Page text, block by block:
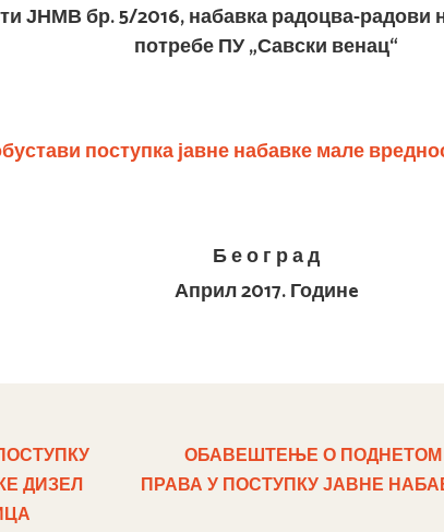
ЈНМВ бр. 5/2016, набавка радоцва-радови
потребе ПУ „Савски венац“
поступкајавне набавке мале
Б е о г р а д
Април 2017. Годинe
ДИЗЕЛ
ОБАВЕШТЕЊЕ О ПОДНЕТОМ
ПРАВА У ПОСТУПКУ ЈАВНЕ